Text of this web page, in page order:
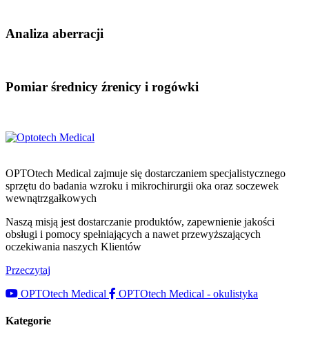
Analiza aberracji
Pomiar średnicy źrenicy i rogówki
OPTOtech Medical zajmuje się dostarczaniem specjalistycznego
sprzętu do badania wzroku i mikrochirurgii oka oraz soczewek
wewnątrzgałkowych
Naszą misją jest dostarczanie produktów, zapewnienie jakości
obsługi i pomocy spełniających a nawet przewyższających
oczekiwania naszych Klientów
Przeczytaj
OPTOtech Medical
OPTOtech Medical - okulistyka
Kategorie